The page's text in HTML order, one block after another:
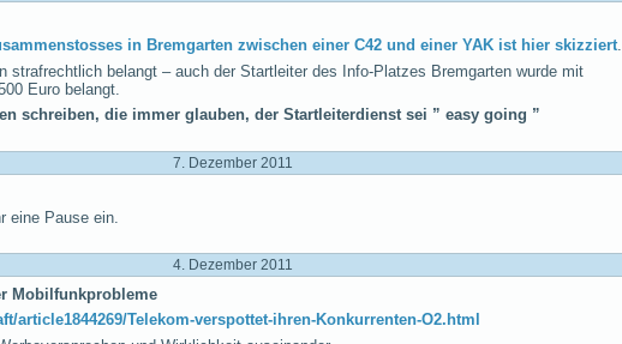
in Bremgarten zwischen einer C42 und einer YAK ist hier skizziert.
strafrechtlich belangt – auch der Startleiter des Info-Platzes Bremgarten wurde mit
Euro belangt.
schreiben, die immer glauben, der Startleiterdienst sei ” easy going ”
7. Dezember 2011
eine Pause ein.
4. Dezember 2011
Mobilfunkprobleme
article1844269/Telekom-verspottet-ihren-Konkurrenten-O2.html